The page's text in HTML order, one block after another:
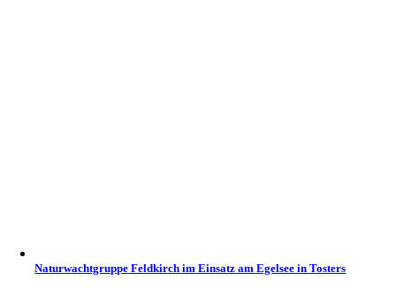
Naturwachtgruppe Feldkirch im Einsatz am Egelsee in Tosters